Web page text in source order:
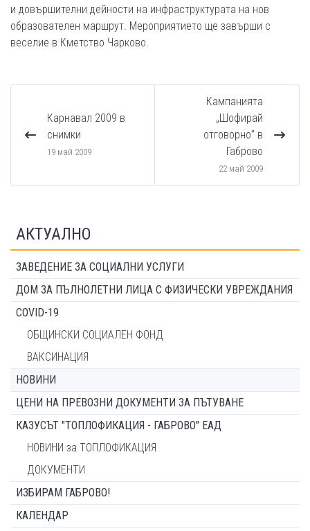
и довършителни дейности на инфраструктурата на нов
образователен маршрут. Мероприятието ще завърши с
веселие в Кметство Чарково.
Карнавал 2009 в
снимки
19 май 2009
Кампанията
„Шофирай
отговорно” в
Габрово
22 май 2009
АКТУАЛНО
ЗАВЕДЕНИЕ ЗА СОЦИАЛНИ УСЛУГИ
ДОМ ЗА ПЪЛНОЛЕТНИ ЛИЦА С ФИЗИЧЕСКИ УВРЕЖДАНИЯ
COVID-19
ОБЩИНСКИ СОЦИАЛЕН ФОНД
ВАКСИНАЦИЯ
НОВИНИ
ЦЕНИ НА ПРЕВОЗНИ ДОКУМЕНТИ ЗА ПЪТУВАНЕ
КАЗУСЪТ "ТОПЛОФИКАЦИЯ - ГАБРОВО" ЕАД
НОВИНИ за ТОПЛОФИКАЦИЯ
ДОКУМЕНТИ
ИЗБИРАМ ГАБРОВО!
КАЛЕНДАР